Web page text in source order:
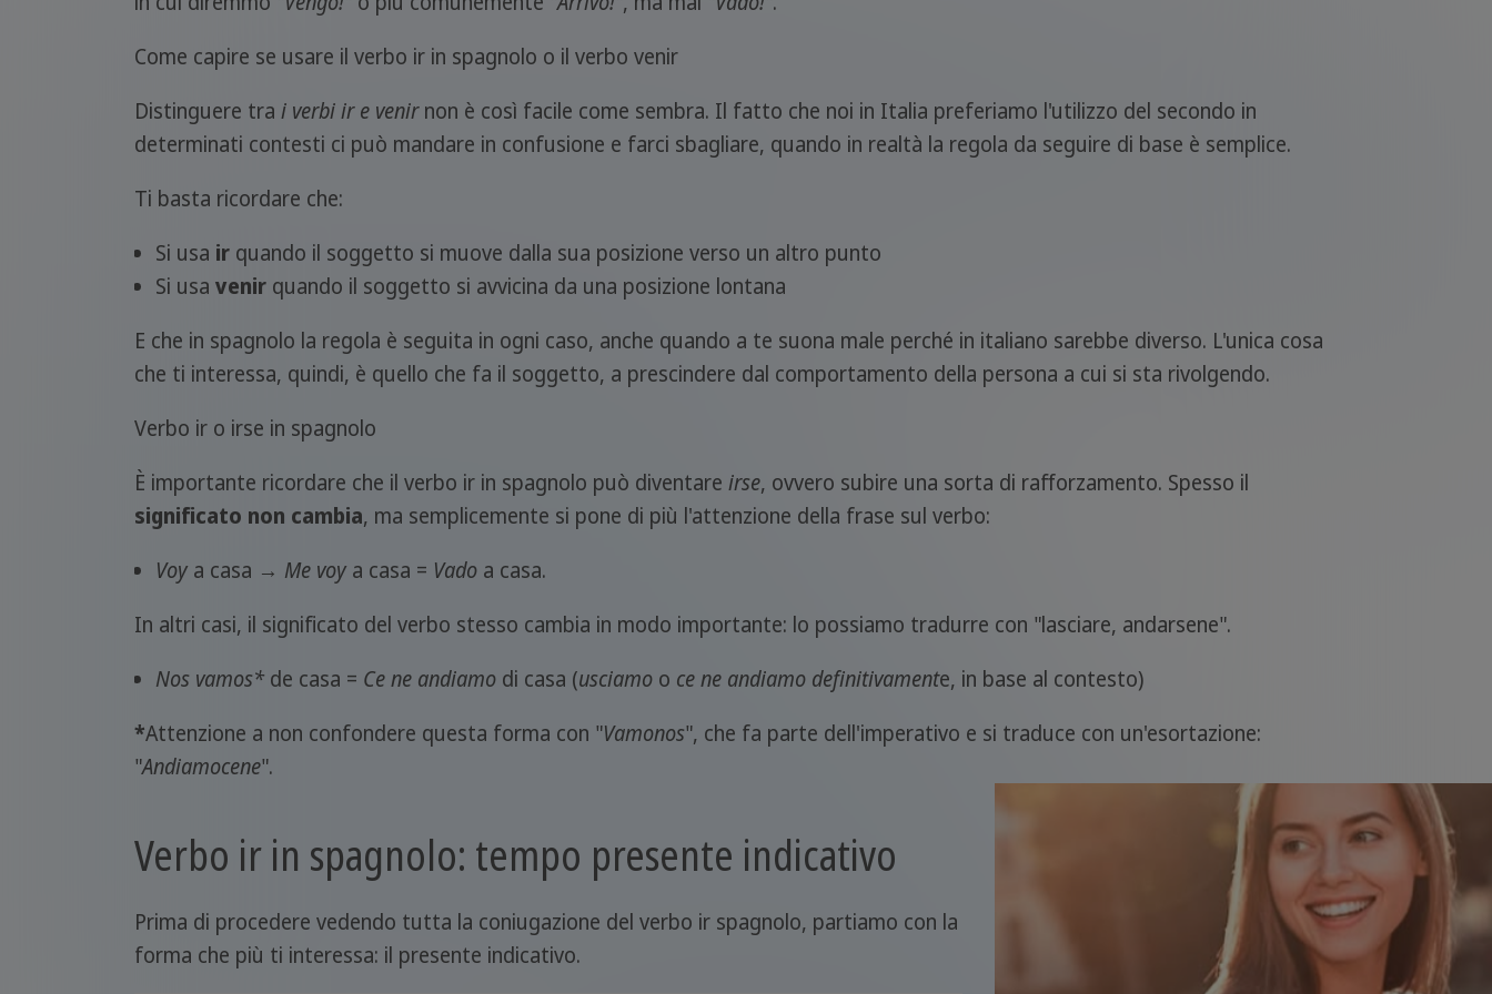
Come capire se usare il verbo ir in spagnolo o il verbo venir
Distinguere tra i verbi ir e venirnon è così facile come sembra. Il fatto che noi in Italia preferiamo l'utilizzo del secondo in
determinati contesti ci può mandare in confusione e farci sbagliare, quando in realtà la regola da seguire di base è semplice.
Ti basta ricordare che:
Si usa ir quando il soggetto si muove dalla sua posizione verso un altro punto
Si usa venir quando il soggetto si avvicina da una posizione lontana
E che in spagnolo la regola è seguita in ogni caso, anche quando a te suona male perché in italiano sarebbe diverso. L'unica cosa
che ti interessa, quindi, è quello che fa il soggetto, a prescindere dal comportamento della persona a cui si sta rivolgendo.
Verbo ir o irse in spagnolo
È importante ricordare che il verbo ir in spagnolo può diventare irse, ovvero subire una sorta di rafforzamento. Spesso il
significato non cambia, ma semplicemente si pone di più l'attenzione della frase sul verbo:
Voy a casa → Me voy a casa = Vado a casa.
In altri casi, il significato del verbo stesso cambia in modo importante: lo possiamo tradurre con "lasciare, andarsene".
Nos vamos* de casa = Ce ne andiamo di casa (usciamo o ce ne andiamo definitivamente, in base al contesto)
*Attenzione a non confondere questa forma con "Vamonos", che fa parte dell'imperativo e si traduce con un'esortazione:
"Andiamocene".
Verbo ir in spagnolo: tempo presente indicativo
Prima di procedere vedendo tutta la coniugazione del verbo ir spagnolo, partiamo con la
forma che più ti interessa: il presente indicativo.